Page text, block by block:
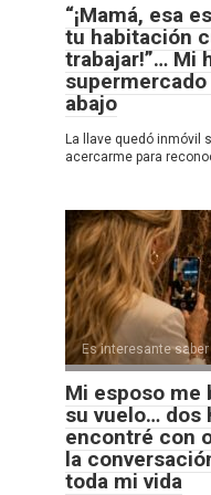
“¡Mamá, esa
tu habitación
trabajar!”… Mi
abajo
La llave quedó inmóvil
acercarme para
Es interesante saber
Mi esposo me
su vuelo… dos
encontré con
la
toda mi vida